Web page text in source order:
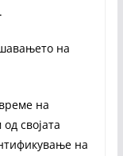
на
на
својата
на